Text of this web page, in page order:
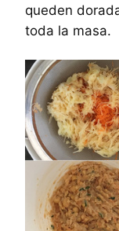
queden
toda la masa.